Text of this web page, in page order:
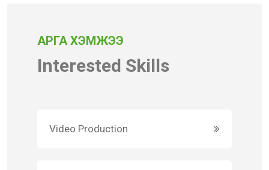
АРГА ХЭМЖЭЭ
Interested Skills
Video Production